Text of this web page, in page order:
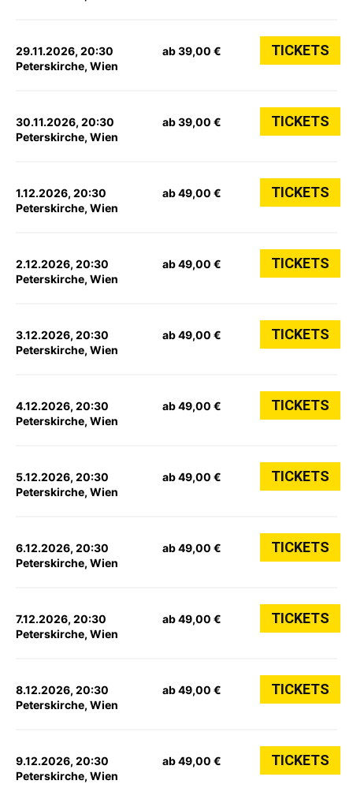
29.11.2026, 20:30
Peterskirche, Wien
ab 39,00 € TICKETS
30.11.2026, 20:30
Peterskirche, Wien
ab 39,00 € TICKETS
1.12.2026, 20:30
Peterskirche, Wien
ab 49,00 € TICKETS
2.12.2026, 20:30
Peterskirche, Wien
ab 49,00 € TICKETS
3.12.2026, 20:30
Peterskirche, Wien
ab 49,00 € TICKETS
4.12.2026, 20:30
Peterskirche, Wien
ab 49,00 € TICKETS
5.12.2026, 20:30
Peterskirche, Wien
ab 49,00 € TICKETS
6.12.2026, 20:30
Peterskirche, Wien
ab 49,00 € TICKETS
7.12.2026, 20:30
Peterskirche, Wien
ab 49,00 € TICKETS
8.12.2026, 20:30
Peterskirche, Wien
ab 49,00 € TICKETS
9.12.2026, 20:30
Peterskirche, Wien
ab 49,00 € TICKETS